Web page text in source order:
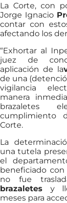
La Corte, con
Jorge Ignacio
contar con
afectando los
“Exhortar al
juez de
aplicación de la
de una
vigilancia
manera
brazaletes
cumplimiento
Corte.
La
una tutela
el
beneficiado
no fue
brazaletesy
meses para